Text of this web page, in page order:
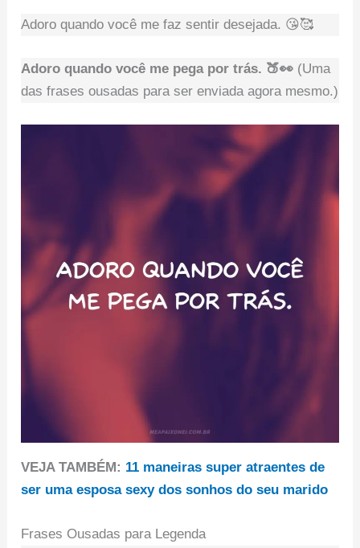
Adoro quando você me faz sentir desejada. 😘🥰
Adoro quando você me pega por trás. 🍑👀 (Uma
das frases ousadas para ser enviada agora mesmo.)
VEJA TAMBÉM: 11 maneiras super atraentes de
ser uma esposa sexy dos sonhos do seu marido
Frases Ousadas para Legenda